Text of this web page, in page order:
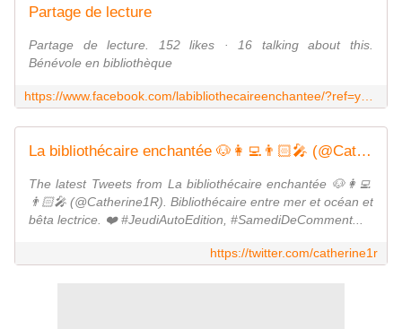
Partage de lecture
Partage de lecture. 152 likes · 16 talking about this.
Bénévole en bibliothèque
La bibliothécaire enchantée 🐶👩‍💻👨🏻‍🎤 (@Catherine1R) | Twitter
The latest Tweets from La bibliothécaire enchantée 🐶👩‍💻
👨🏻‍🎤 (@Catherine1R). Bibliothécaire entre mer et océan et
bêta lectrice. ❤️ #JeudiAutoEdition, #SamediDeComment...
https://twitter.com/catherine1r